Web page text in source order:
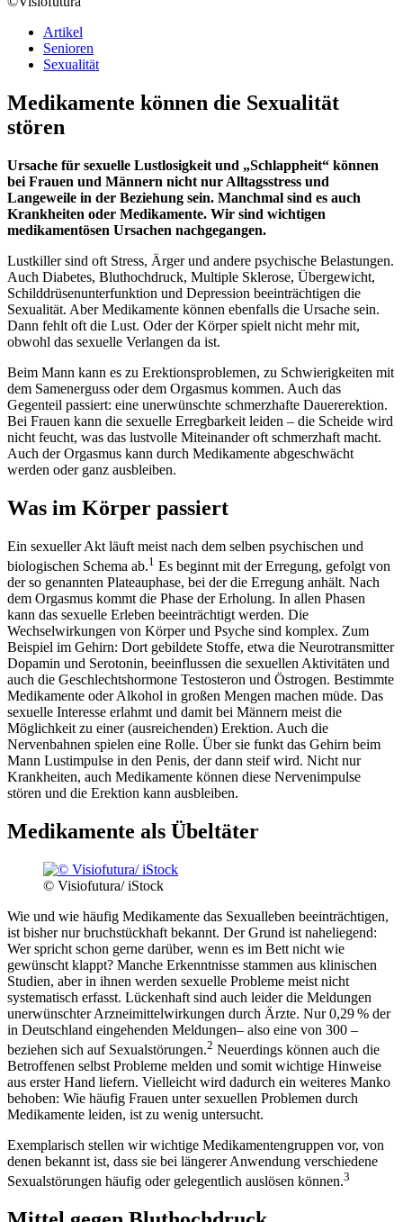
Artikel
Senioren
Sexualität
Medikamente können die Sexualität
stören
Ursache für sexuelle Lustlosigkeit und „Schlappheit“ können
bei Frauen und Männern nicht nur Alltagsstress und
Langeweile in der Beziehung sein. Manchmal sind es auch
Krankheiten oder Medikamente. Wir sind wichtigen
medikamentösen Ursachen nachgegangen.
Lustkiller sind oft Stress, Ärger und andere psychische Belastungen.
Auch Diabetes, Bluthochdruck, Multiple Sklerose, Übergewicht,
Schilddrüsenunterfunktion und Depression beeinträchtigen die
Sexualität. Aber Medikamente können ebenfalls die Ursache sein.
Dann fehlt oft die Lust. Oder der Körper spielt nicht mehr mit,
obwohl das sexuelle Verlangen da ist.
Beim Mann kann es zu Erektionsproblemen, zu Schwierigkeiten mit
dem Samenerguss oder dem Orgasmus kommen. Auch das
Gegenteil passiert: eine unerwünschte schmerzhafte Dauererektion.
Bei Frauen kann die sexuelle Erregbarkeit leiden – die Scheide wird
nicht feucht, was das lustvolle Miteinander oft schmerzhaft macht.
Auch der Orgasmus kann durch Medikamente abgeschwächt
werden oder ganz ausbleiben.
Was im Körper passiert
Ein sexueller Akt läuft meist nach dem selben psychischen und
biologischen Schema ab.1 Es beginnt mit der Erregung, gefolgt von
der so genannten Plateauphase, bei der die Erregung anhält. Nach
dem Orgasmus kommt die Phase der Erholung. In allen Phasen
kann das sexuelle Erleben beeinträchtigt werden. Die
Wechselwirkungen von Körper und Psyche sind komplex. Zum
Beispiel im Gehirn: Dort gebildete Stoffe, etwa die Neurotransmitter
Dopamin und Serotonin, beeinflussen die sexuellen Aktivitäten und
auch die Geschlechtshormone Testosteron und Östrogen. Bestimmte
Medikamente oder Alkohol in großen Mengen machen müde. Das
sexuelle Interesse erlahmt und damit bei Männern meist die
Möglichkeit zu einer (ausreichenden) Erektion. Auch die
Nervenbahnen spielen eine Rolle. Über sie funkt das Gehirn beim
Mann Lustimpulse in den Penis, der dann steif wird. Nicht nur
Krankheiten, auch Medikamente können diese Nerven­impulse
stören und die Erektion kann ausbleiben.
Medikamente als Übeltäter
© Visiofutura/ iStock
Wie und wie häufig Medikamente das Sexualleben beeinträchtigen,
ist bisher nur bruchstückhaft bekannt. Der Grund ist naheliegend:
Wer spricht schon gerne darüber, wenn es im Bett nicht wie
gewünscht klappt? Manche Erkenntnisse stammen aus klinischen
Studien, aber in ihnen werden sexuelle Probleme meist nicht
systematisch erfasst. Lückenhaft sind auch leider die Meldungen
unerwünschter Arzneimittelwirkungen durch Ärzte. Nur 0,29 % der
in Deutschland eingehenden Meldungen– also eine von 300 –
beziehen sich auf Sexualstörungen.2 Neuerdings können auch die
Betroffenen selbst Probleme melden und somit wichtige Hinweise
aus erster Hand liefern. Vielleicht wird dadurch ein weiteres Manko
behoben: Wie häufig Frauen unter sexuellen Problemen durch
Medikamente leiden, ist zu wenig untersucht.
Exemplarisch stellen wir wichtige Medikamentengruppen vor, von
denen bekannt ist, dass sie bei längerer Anwendung verschiedene
Sexualstörungen häufig oder gelegentlich auslösen können.3